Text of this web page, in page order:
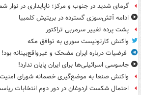
گرمای شدید در جنوب و مرکز؛ ناپایداری در نوار
ادامه آتش‌سوزی گسترده در بریتیش کلمبیا
پشت پرده تغییر سرمربی تراکتور
واکنش کارتونیست سوری به توافق مکه
فرضیات درباره ایران مضحک و غیرواقع‌بینانه بود!
جاسوسی اسرائیلی‌ها برای ایران پایان ندارد!
واکنش صنعا به موضع‌گیری خصمانه شورای امنیت
احتمال شکست اردوغان در دور دوم انتخابات